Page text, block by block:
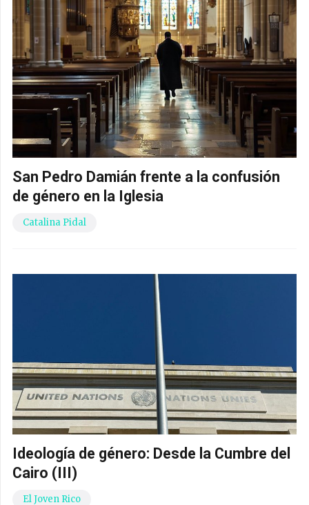
San Pedro Damián frente a la confusión
de género en la Iglesia
Catalina Pidal
Ideología de género: Desde la Cumbre del
Cairo (III)
El Joven Rico